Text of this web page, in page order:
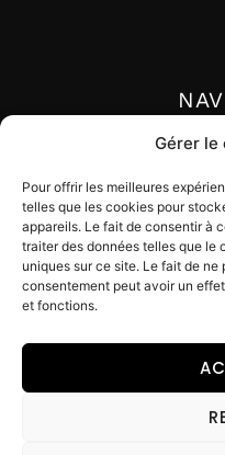
Gérer le
Pour offrir les meilleures
telles que les cookies pour
appareils. Le fait de consentir à
traiter des données telles que le
uniques sur ce site. Le fait de
consentement peut avoir un
et fonctions.
©